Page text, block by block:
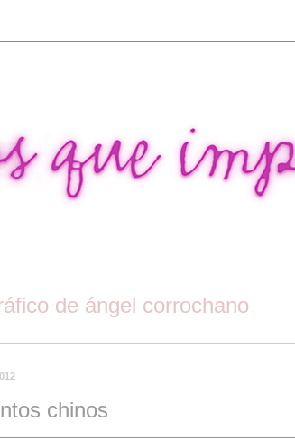
de ángel corrochano
chinos